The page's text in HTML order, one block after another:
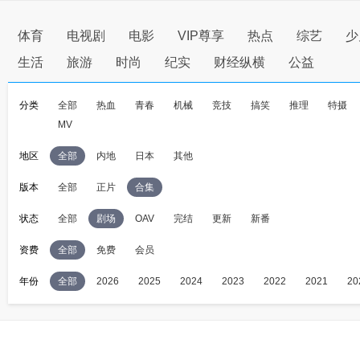
体育 电视剧 电影 VIP尊享 热点 综艺
生活
旅游 时尚 纪实 财经纵横 公益
分类 全部 热血 青春 机械 竞技 搞笑 推理
特摄
MV
地区 全部 内地 日本 其他
版本 全部 正片 合集
状态 全部 剧场 OAV 完结 更新 新番
资费 全部 免费 会员
年份 全部 2026 2025 2024 2023 2022 2021